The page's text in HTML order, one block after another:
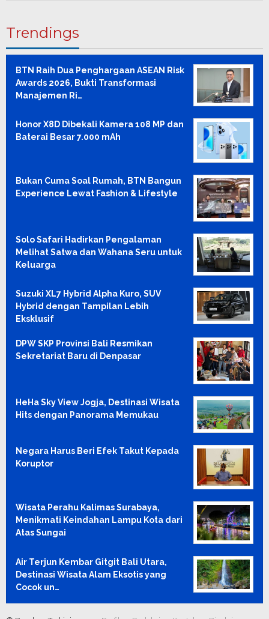
Trendings
BTN Raih Dua Penghargaan ASEAN Risk
Awards 2026, Bukti Transformasi
Manajemen Ri…
Honor X8D Dibekali Kamera 108 MP dan
Baterai Besar 7.000 mAh
Bukan Cuma Soal Rumah, BTN Bangun
Experience Lewat Fashion & Lifestyle
Solo Safari Hadirkan Pengalaman
Melihat Satwa dan Wahana Seru untuk
Keluarga
Suzuki XL7 Hybrid Alpha Kuro, SUV
Hybrid dengan Tampilan Lebih
Eksklusif
DPW SKP Provinsi Bali Resmikan
Sekretariat Baru di Denpasar
HeHa Sky View Jogja, Destinasi Wisata
Hits dengan Panorama Memukau
Negara Harus Beri Efek Takut Kepada
Koruptor
Wisata Perahu Kalimas Surabaya,
Menikmati Keindahan Lampu Kota dari
Atas Sungai
Air Terjun Kembar Gitgit Bali Utara,
Destinasi Wisata Alam Eksotis yang
Cocok un…